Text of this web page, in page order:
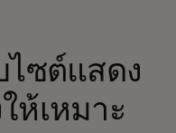
ไซต์แสดง
ห้เหมาะ